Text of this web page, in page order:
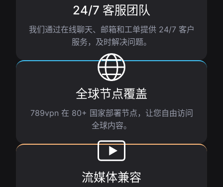
24/7 客服团队
我们通过在线聊天、邮箱和工单提供 24/7 客户
服务，及时解决问题。
全球节点覆盖
789vpn 在 80+ 国家部署节点，让您自由访问
全球内容。
流媒体兼容